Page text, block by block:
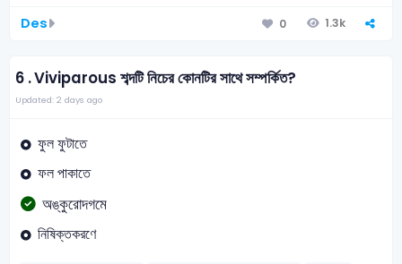
Des 0 1.3k
6 .Viviparous শব্দটি নিচের কোনটির সাথে সম্পর্কিত?
Updated: 2 days ago
ফুল ফুটাতে
ফল পাকাতে
অঙ্কুরোদগমে
নিষিক্তকরণে